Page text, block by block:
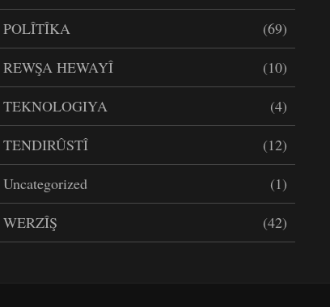
POLÎTÎKA
(69)
REWŞA HEWAYÎ
(10)
TEKNOLOGIYA
(4)
TENDIRÛSTÎ
(12)
Uncategorized
(1)
WERZÎŞ
(42)